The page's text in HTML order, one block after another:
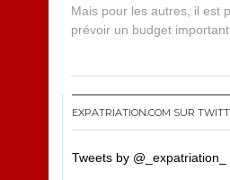
Mais pour les autres, il est
prévoir un budget important.
EXPATRIATION.COM SUR
Tweets by @_expatriation_